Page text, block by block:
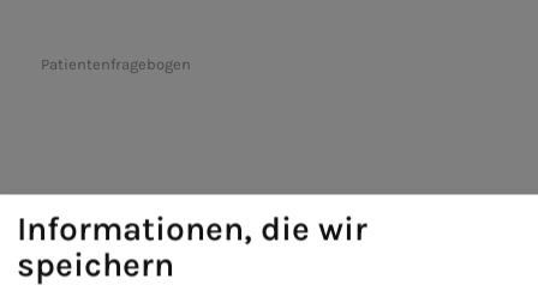
Patientenfragebogen
Informationen, die wir
speichern